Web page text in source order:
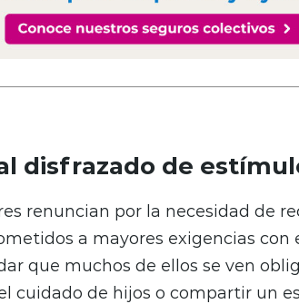
disfrazado de
renuncian por la necesidad de
a mayores exigencias
que muchos de ellos se ven
cuidado de hijos o compartir un